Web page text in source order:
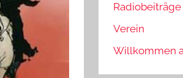
Radiobeiträge
Verein
Willkommen